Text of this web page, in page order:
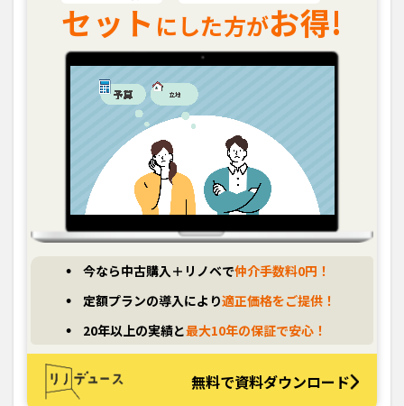
セット にした方がお得!
今なら中古購入＋リノベで仲介手数料0円！
定額プランの導入により適正価格をご提供！
20年以上の実績と最大10年の保証で安心！
無料で資料ダウンロード